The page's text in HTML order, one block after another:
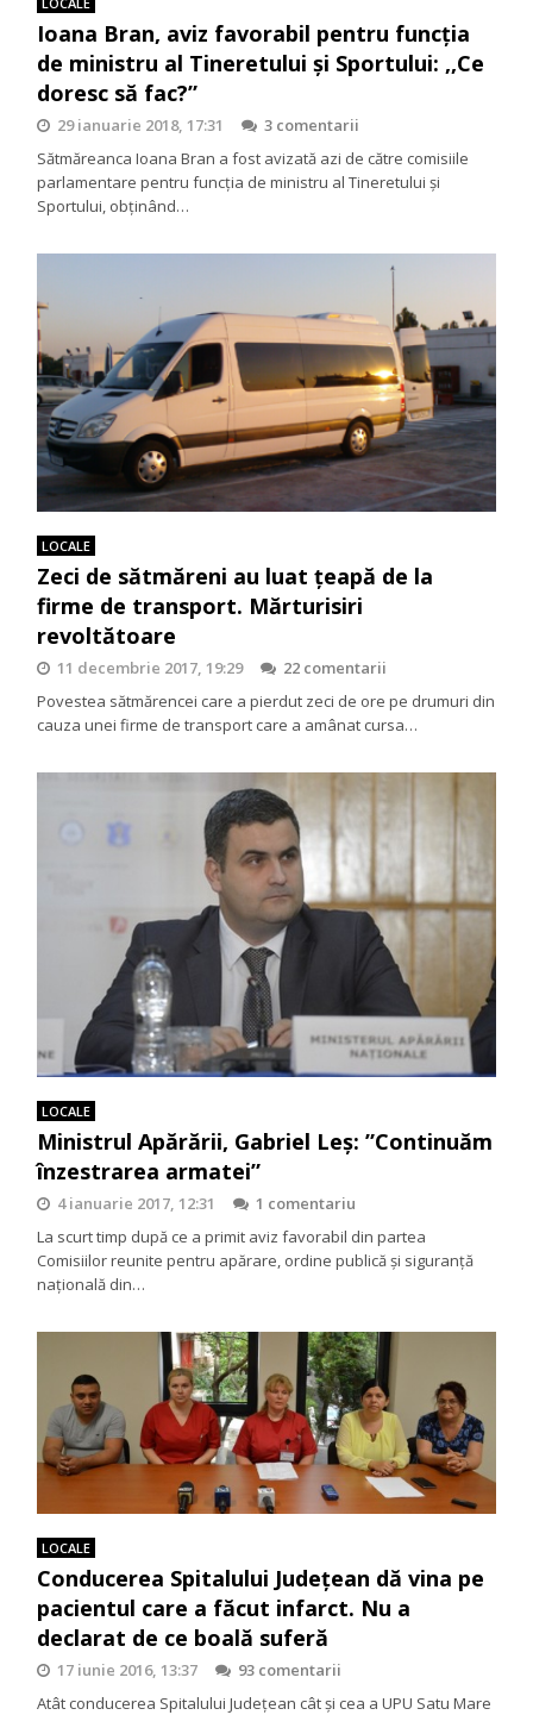
Ioana Bran, aviz favorabil pentru funcţia
de ministru al Tineretului şi Sportului: ,,Ce
doresc să fac?”
29 ianuarie 2018, 17:31
3 comentarii
Sătmăreanca Ioana Bran a fost avizată azi de către comisiile
parlamentare pentru funcţia de ministru al Tineretului şi
Sportului, obţinând…
LOCALE
Zeci de sătmăreni au luat țeapă de la
firme de transport. Mărturisiri
revoltătoare
11 decembrie 2017, 19:29
22 comentarii
Povestea sătmărencei care a pierdut zeci de ore pe drumuri din
cauza unei firme de transport care a amânat cursa…
LOCALE
Ministrul Apărării, Gabriel Leș: ”Continuăm
înzestrarea armatei”
4 ianuarie 2017, 12:31
1 comentariu
La scurt timp după ce a primit aviz favorabil din partea
Comisiilor reunite pentru apărare, ordine publică și siguranță
națională din…
LOCALE
Conducerea Spitalului Județean dă vina pe
pacientul care a făcut infarct. Nu a
declarat de ce boală suferă
17 iunie 2016, 13:37
93 comentarii
Atât conducerea Spitalului Județean cât și cea a UPU Satu Mare